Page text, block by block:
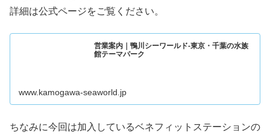
詳細は公式ページをご覧ください。
営業案内｜鴨川シーワールド-東京・千葉の水族
館テーマパーク
www.kamogawa-seaworld.jp
ちなみに今回は加入しているベネフィットステーションの